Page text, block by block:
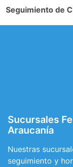
Seguimiento de
Sucursales
Araucanía
Nuestras
seguimiento y